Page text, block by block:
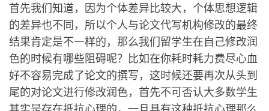
首先我们知道，因为个体差异比较大，个体思想逻辑
的差异也不同，所以个人与论文代写机构修改的最终
结果肯定是不一样的，那么我们留学生在自己修改润
色的时候有哪些阻碍呢？比如在你耗时耗力费尽心血
好不容易完成了论文的撰写，这时候还要再次从头到
尾的对论文进行修改润色，首先不可否认大多数学生